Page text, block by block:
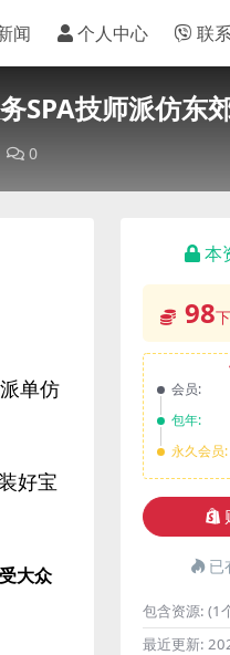
闻 个人中心 联
SPA技师派仿东
0
单仿
好宝
大众
本
98
会员:
包年:
永久会员:
已
包含资源: (1
最近更新: